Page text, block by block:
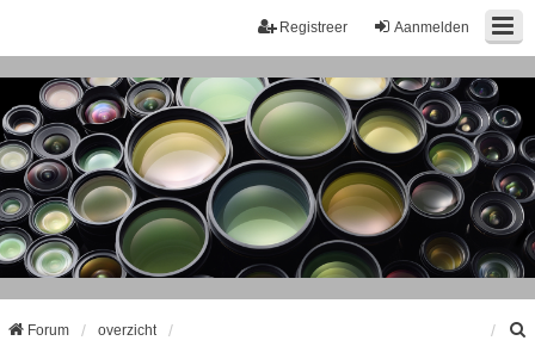
Aanmelden
Registreer
Forum overzicht